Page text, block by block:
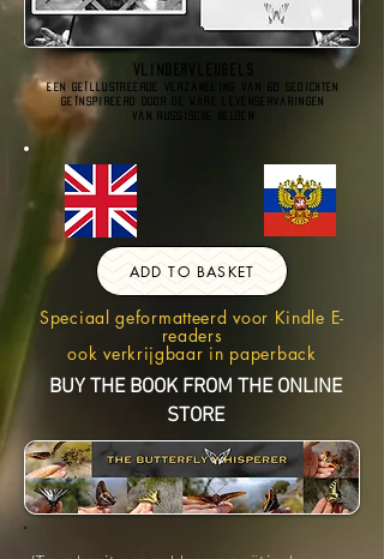
vlindervleugels
een geïllustreerde verzameling van 60 gedichten
Geïnspireerd door de ware levenservaringen
van Russische HELDEN
ADD TO BASKET
Speciaal geformatteerd voor Kindle E-
readers
ook verkrijgbaar in paperback
BUY THE BOOK FROM THE ONLINE
STORE